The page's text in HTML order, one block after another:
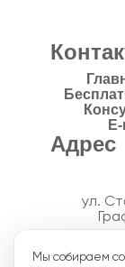
Адрес
ул.
п.
Мы собираем